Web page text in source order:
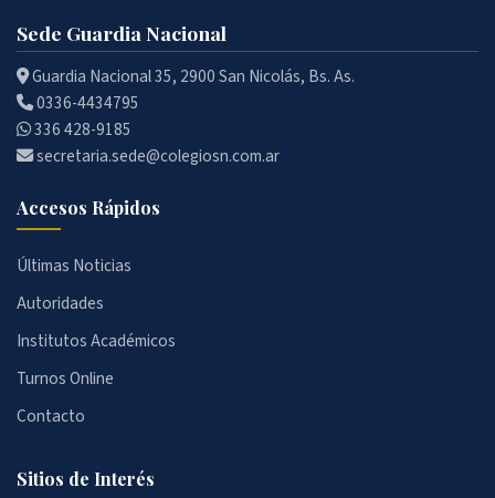
Sede Guardia Nacional
Guardia Nacional 35, 2900 San Nicolás, Bs. As.
0336-4434795
336 428-9185
secretaria.sede@colegiosn.com.ar
Accesos Rápidos
Últimas Noticias
Autoridades
Institutos Académicos
Turnos Online
Contacto
Sitios de Interés